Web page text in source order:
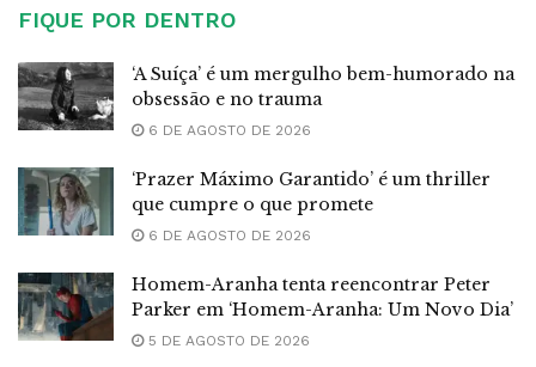
FIQUE POR DENTRO
‘A Suíça’ é um mergulho bem-humorado na
obsessão e no trauma
6 DE AGOSTO DE 2026
‘Prazer Máximo Garantido’ é um thriller
que cumpre o que promete
6 DE AGOSTO DE 2026
Homem-Aranha tenta reencontrar Peter
Parker em ‘Homem-Aranha: Um Novo Dia’
5 DE AGOSTO DE 2026